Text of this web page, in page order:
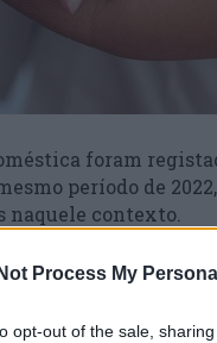
Process My
opt-out of the sale,
foram
período de
naquele contexto.
disponível na página
entre janeiro e junho
cinco do que no